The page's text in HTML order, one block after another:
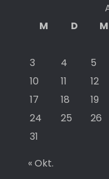
M
D M
3
4 5
10
11 12
17
18 19
24
25 26
31
« Okt.